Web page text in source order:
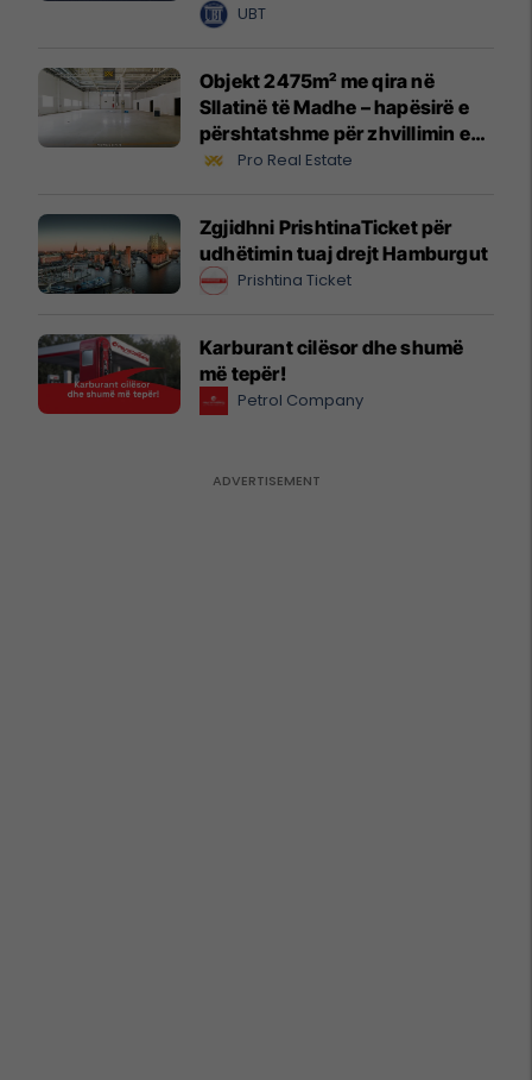
UBT
Objekt 2475m² me qira në
Sllatinë të Madhe – hapësirë e
përshtatshme për zhvillimin e
biznesit #16068
Pro Real Estate
Zgjidhni PrishtinaTicket për
udhëtimin tuaj drejt Hamburgut
Prishtina Ticket
Karburant cilësor dhe shumë
më tepër!
Petrol Company